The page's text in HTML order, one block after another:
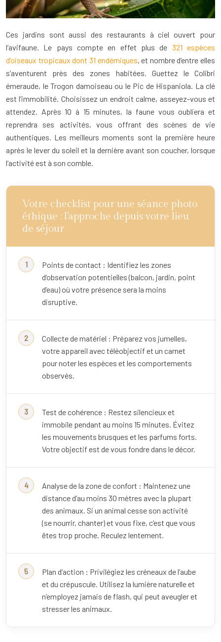
Ces jardins sont aussi des restaurants à ciel ouvert pour
l’avifaune. Le pays compte en effet plus de 321 espèces
d’oiseaux tropicaux dont 31 endémiques, et nombre d’entre elles
s’aventurent près des zones habitées. Guettez le Colibri
émeraude, le Trogon damoiseau ou le Pic de Hispaniola. La clé
est l’immobilité. Choisissez un endroit calme, asseyez-vous et
attendez. Après 10 à 15 minutes, la faune vous oubliera et
reprendra ses activités, vous offrant des scènes de vie
authentiques. Les meilleurs moments sont la première heure
après le lever du soleil et la dernière avant son coucher, lorsque
l’activité est à son comble.
Votre checklist pour une séance photo
éthique : l’approche depuis votre lieu
de séjour
Points de contact : Identifiez les zones
d’observation potentielles (balcon, jardin, point
d’eau) où votre présence sera la moins
disruptive.
Collecte de matériel : Préparez vos jumelles,
votre appareil avec téléobjectif et un carnet
pour noter les espèces et les comportements
observés.
Test de cohérence : Restez silencieux et
immobile pendant au moins 15 minutes. Évitez
les mouvements brusques et les parfums forts.
Votre objectif est de vous fondre dans le décor.
Analyse de la zone de confort : Maintenez une
distance d’au moins 30 mètres avec la plupart
des animaux. Si un animal cesse son activité
(se nourrir, chanter) et vous fixe, c’est que vous
êtes trop proche. Reculez lentement.
Plan d’action : Privilégiez les créneaux de l’aube
et du crépuscule. Utilisez la lumière naturelle et
n’employez jamais de flash, qui peut aveugler et
stresser les animaux.